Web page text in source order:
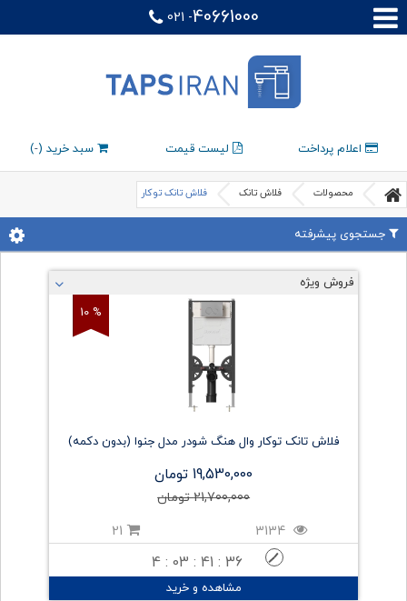
021 -40661000
اعلام پرداخت لیست قیمت سبد خرید (-
)
محصولات فلاش تانک فلاش تانک توکار
جستجوی پیشرفته
فروش ویژه
% 10
فلاش تانک توکار وال هنگ شودر مدل جنوا (بدون دکمه)
19,530,000 تومان
21,700,000 تومان
3134
21
4 : 03 : 41 : 35
مشاهده و خرید